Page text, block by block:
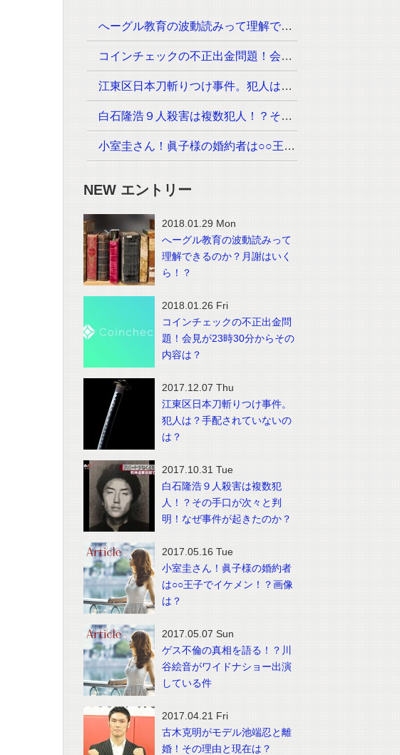
へーグル教育の波動読みって理解できるのか？月謝はいくら！？
コインチェックの不正出金問題！会見が23時30分からその内容は？
江東区日本刀斬りつけ事件。犯人は？手配されていないのは？
白石隆浩９人殺害は複数犯人！？その手口が次々と判明！なぜ事件が起きたのか？
小室圭さん！眞子様の婚約者は○○王子でイケメン！？画像は？
NEW エントリー
2018.01.29 Mon
へーグル教育の波動読みって
理解できるのか？月謝はいく
ら！？
2018.01.26 Fri
コインチェックの不正出金問
題！会見が23時30分からその
内容は？
2017.12.07 Thu
江東区日本刀斬りつけ事件。
犯人は？手配されていないの
は？
2017.10.31 Tue
白石隆浩９人殺害は複数犯
人！？その手口が次々と判
明！なぜ事件が起きたのか？
2017.05.16 Tue
小室圭さん！眞子様の婚約者
は○○王子でイケメン！？画像
は？
2017.05.07 Sun
ゲス不倫の真相を語る！？川
谷絵音がワイドナショー出演
している件
2017.04.21 Fri
古木克明がモデル池端忍と離
婚！その理由と現在は？